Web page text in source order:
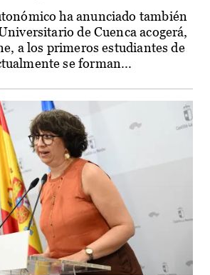
ha anunciado también
de Cuenca acogerá,
a los primeros estudiantes de
se forman...